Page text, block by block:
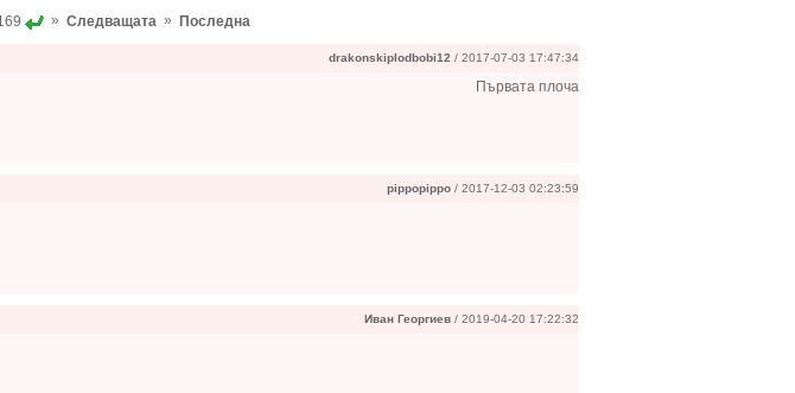
» Следващата » Последна
drakonskiplodbobi12 / 2017-07-03 17:47:34
Първата плоча
pippopippo / 2017-12-03 02:23:59
Иван Георгиев / 2019-04-20 17:22:32